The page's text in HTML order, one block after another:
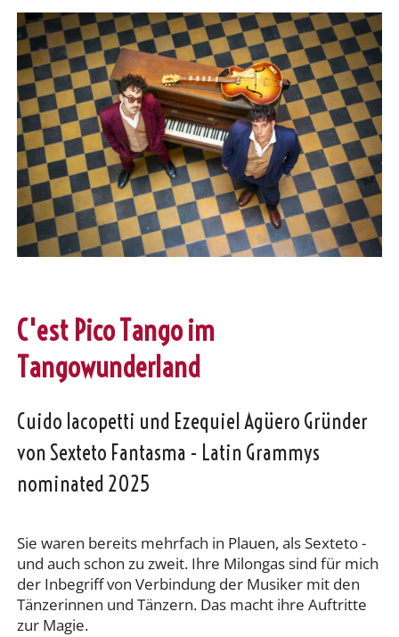
C'est Pico Tango im
Tangowunderland
Cuido Iacopetti und Ezequiel Agüero Gründer
von Sexteto Fantasma - Latin Grammys
nominated 2025
Sie waren bereits mehrfach in Plauen, als Sexteto -
und auch schon zu zweit. Ihre Milongas sind für mich
der Inbegriff von Verbindung der Musiker mit den
Tänzerinnen und Tänzern. Das macht ihre Auftritte
zur Magie.